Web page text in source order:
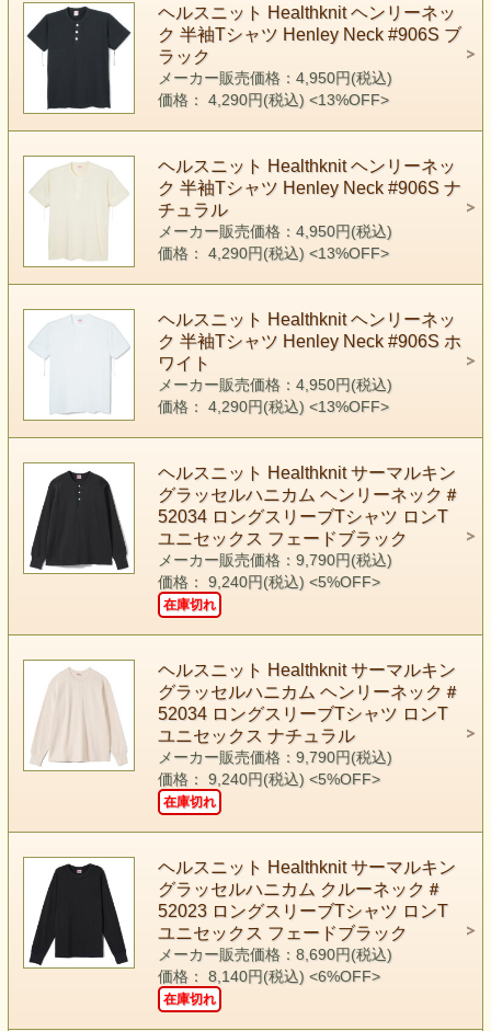
ヘルスニット Healthknit ヘンリーネッ
ク 半袖Tシャツ Henley Neck #906S ブ
ラック
メーカー販売価格：4,950円(税込)
価格： 4,290円(税込) <13%OFF>
ヘルスニット Healthknit ヘンリーネッ
ク 半袖Tシャツ Henley Neck #906S ナ
チュラル
メーカー販売価格：4,950円(税込)
価格： 4,290円(税込) <13%OFF>
ヘルスニット Healthknit ヘンリーネッ
ク 半袖Tシャツ Henley Neck #906S ホ
ワイト
メーカー販売価格：4,950円(税込)
価格： 4,290円(税込) <13%OFF>
ヘルスニット Healthknit サーマルキン
グラッセルハニカム ヘンリーネック＃
52034 ロングスリーブTシャツ ロンT
ユニセックス フェードブラック
メーカー販売価格：9,790円(税込)
価格： 9,240円(税込) <5%OFF>
在庫切れ
ヘルスニット Healthknit サーマルキン
グラッセルハニカム ヘンリーネック＃
52034 ロングスリーブTシャツ ロンT
ユニセックス ナチュラル
メーカー販売価格：9,790円(税込)
価格： 9,240円(税込) <5%OFF>
在庫切れ
ヘルスニット Healthknit サーマルキン
グラッセルハニカム クルーネック＃
52023 ロングスリーブTシャツ ロンT
ユニセックス フェードブラック
メーカー販売価格：8,690円(税込)
価格： 8,140円(税込) <6%OFF>
在庫切れ